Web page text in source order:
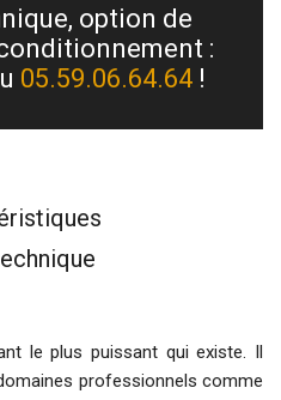
option de
:
05.59.06.64.64 !
le plus puissant qui existe. Il
professionnels comme